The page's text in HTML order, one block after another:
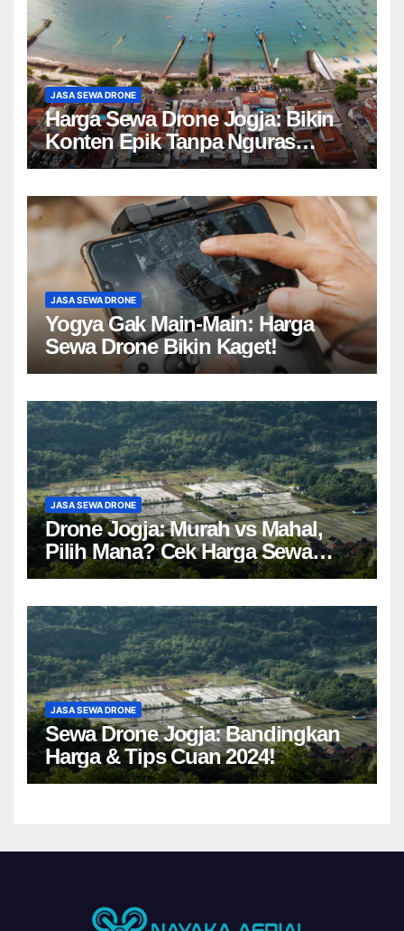
JASA SEWA DRONE
Harga Sewa Drone Jogja: Bikin
Konten Epik Tanpa Nguras
Kantong?
JASA SEWA DRONE
Yogya Gak Main-Main: Harga
Sewa Drone Bikin Kaget!
JASA SEWA DRONE
Drone Jogja: Murah vs Mahal,
Pilih Mana? Cek Harga Sewa
Drone Yogyakarta!
JASA SEWA DRONE
Sewa Drone Jogja: Bandingkan
Harga & Tips Cuan 2024!